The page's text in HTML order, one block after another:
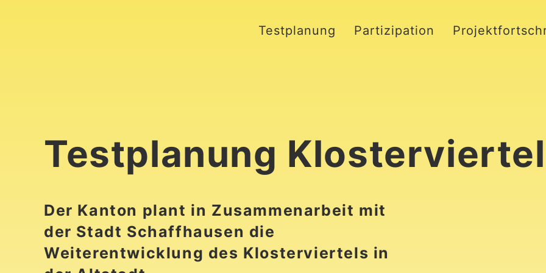
Testplanung Partizipation
Testplanung Klosterviertel
Der Kanton plant in Zusammenarbeit mit
der Stadt Schaffhausen die
Weiterentwicklung des Klosterviertels in